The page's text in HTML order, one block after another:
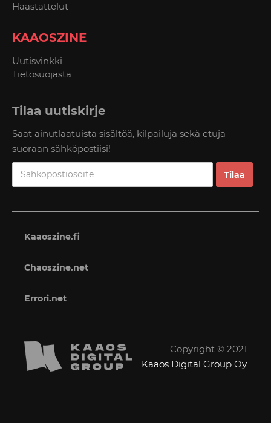
Haastattelut
KAAOSZINE
Uutisvinkki
Tietosuojasta
Tilaa uutiskirje
Saat ainutlaatuista sisältöä, kilpailuja sekä etuja
suoraan sähköpostiisi!
Kaaoszine.fi
Chaoszine.net
Errori.net
Copyright © 2021
Kaaos Digital Group Oy